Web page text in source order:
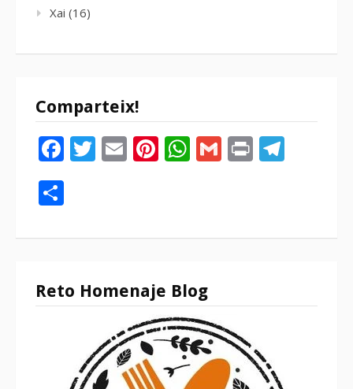
Xai (16)
Comparteix!
Facebook
Twitter
EmailPinterest
WhatsApp
Gmail
Print
Reto Homenaje Blog